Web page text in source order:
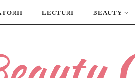
LECTURI BEAUTY